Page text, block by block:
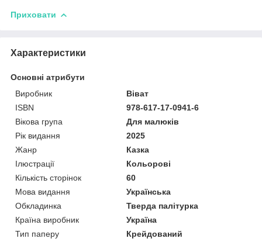
Приховати
Характеристики
Основні атрибути
Виробник
Віват
ISBN
978-617-17-0941-6
Вікова група
Для малюків
Рік видання
2025
Жанр
Казка
Ілюстрації
Кольорові
Кількість сторінок
60
Мова видання
Українська
Обкладинка
Тверда палітурка
Країна виробник
Україна
Тип паперу
Крейдований